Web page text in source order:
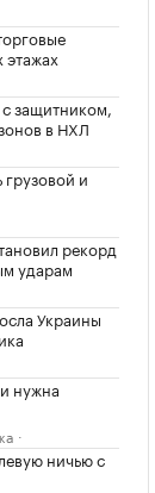
этажах
защитником,
в НХЛ
и
рекорд
ударам
Украины
нужна
ничью с